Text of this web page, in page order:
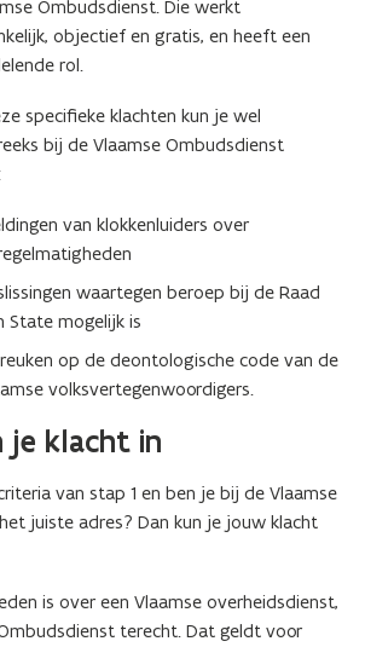
Ombudsdienst. Die werkt
objectief en gratis, en heeft een
rol.
specifieke klachten kun je wel
bij de Vlaamse Ombudsdienst
van klokkenluiders over
waartegen beroep bij de Raad
State mogelijk is
op de deontologische code van de
volksvertegenwoordigers.
je klacht in
van stap 1 en ben je bij de Vlaamse
juiste adres? Dan kun je jouw klacht
is over een Vlaamse overheidsdienst,
terecht. Dat geldt voor